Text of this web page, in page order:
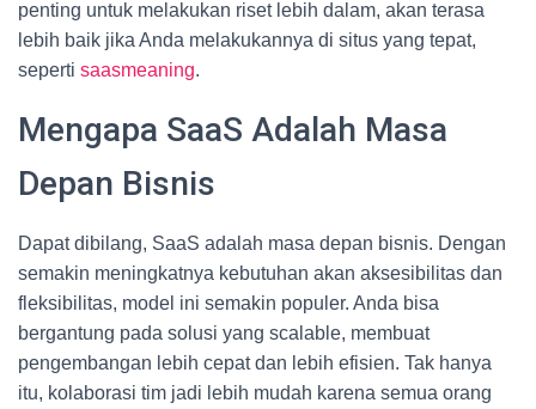
penting untuk melakukan riset lebih dalam, akan terasa
lebih baik jika Anda melakukannya di situs yang tepat,
seperti saasmeaning.
Mengapa SaaS Adalah Masa
Depan Bisnis
Dapat dibilang, SaaS adalah masa depan bisnis. Dengan
semakin meningkatnya kebutuhan akan aksesibilitas dan
fleksibilitas, model ini semakin populer. Anda bisa
bergantung pada solusi yang scalable, membuat
pengembangan lebih cepat dan lebih efisien. Tak hanya
itu, kolaborasi tim jadi lebih mudah karena semua orang